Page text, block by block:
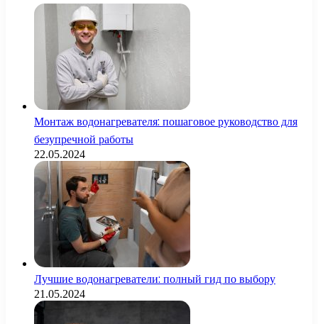
Монтаж водонагревателя: пошаговое руководство для
безупречной работы
22.05.2024
Лучшие водонагреватели: полный гид по выбору
21.05.2024